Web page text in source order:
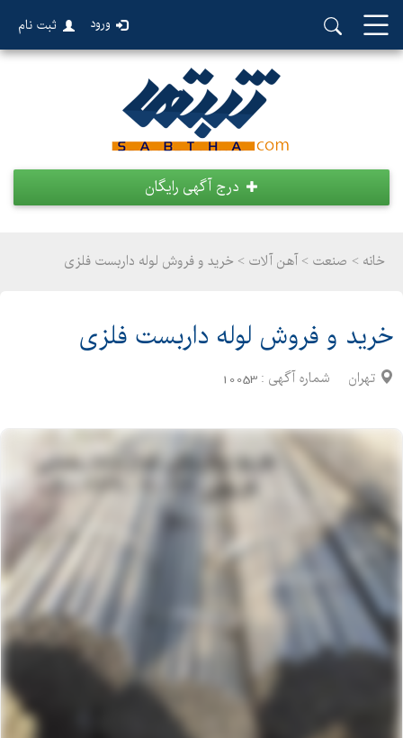
ورود ثبت نام
درج آگهی رایگان
خانه > صنعت >آهن آلات > خرید و فروش لوله داربست فلزی
خرید و فروش لوله داربست فلزی
تهران شماره آگهی : 10053